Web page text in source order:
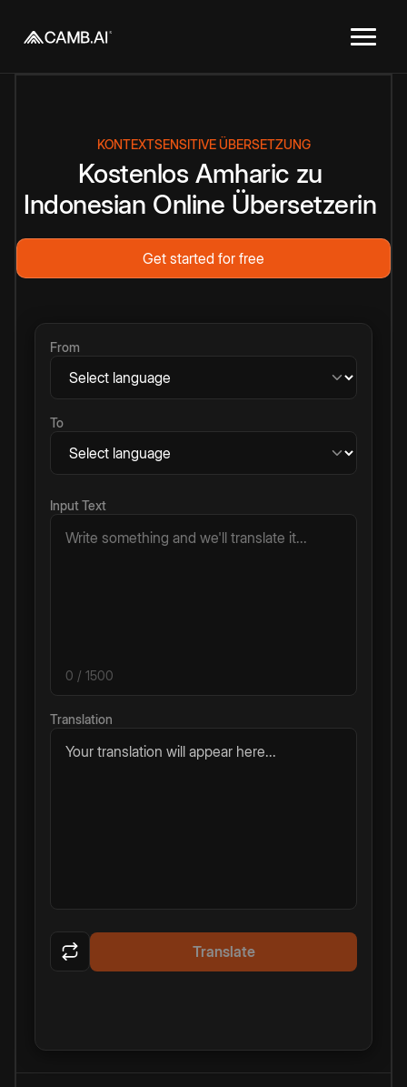
KONTEXTSENSITIVE ÜBERSETZUNG
Kostenlos Amharic zu
Indonesian Online Übersetzerin
Get started for free
From
To
Input Text
0 / 1500
Translation
Your translation will appear here...
Translate